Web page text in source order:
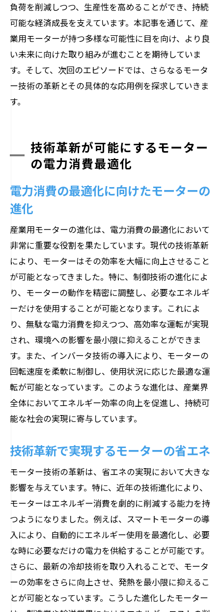
負荷を削減しつつ、生産性を高めることができ、持続
可能な経済成長を支えています。本記事を通じて、産
業用モーターが持つ多様な可能性に目を向け、より良
い未来に向けた取り組みが進むことを期待していま
す。そして、次回のエピソードでは、さらなるモータ
ー技術の革新とその具体的な応用例を探求していきま
す。
技術革新が可能にするモーター
の電力消費最適化
電力消費の最適化に向けたモーターの
進化
産業用モーターの進化は、電力消費の最適化において
非常に重要な役割を果たしています。現代の技術革新
により、モーターはその効率を大幅に向上させること
が可能となってきました。特に、制御技術の進化によ
り、モーターの動作を精密に調整し、必要なエネルギ
ーだけを使用することが可能となります。これによ
り、無駄な電力消費を抑えつつ、高効率な運転が実現
され、環境への影響を最小限に抑えることができま
す。また、インバータ技術の導入により、モーターの
回転速度を柔軟に制御し、使用状況に応じた最適な運
転が可能となっています。このような進化は、産業界
全体においてエネルギー効率の向上を促進し、持続可
能な社会の実現に寄与しています。
技術革新で実現するモーターの省エネ
モーター技術の革新は、省エネの実現において大きな
影響を与えています。特に、近年の技術進化により、
モーターはエネルギー消費を劇的に削減する能力を持
つようになりました。例えば、スマートモーターの導
入により、自動的にエネルギー使用を最適化し、必要
な時に必要なだけの電力を供給することが可能です。
さらに、最新の冷却技術を取り入れることで、モータ
ーの効率をさらに向上させ、発熱を最小限に抑えるこ
とが可能となっています。こうした進化したモーター